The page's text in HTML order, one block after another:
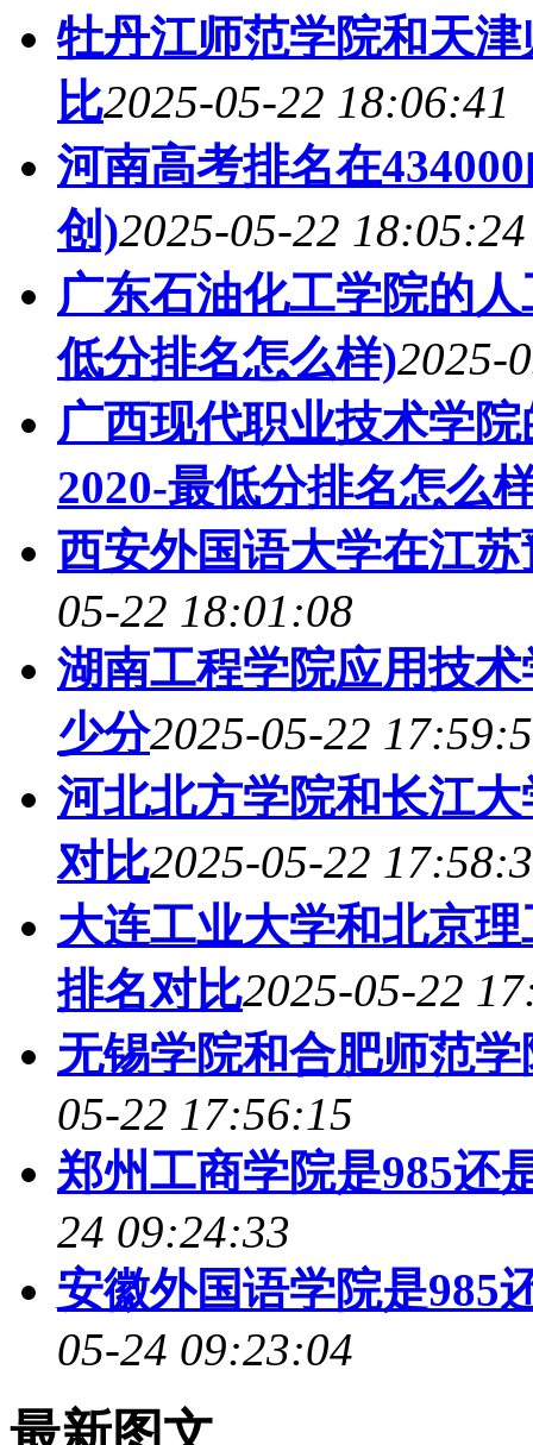
牡丹江师范学院和天
比2025-05-22 18:06:41
河南高考排名在
创)2025-05-22 18:05:24
广东石油化工学院的
低分排名怎么样)2025-
广西现代职业技术学
2020-最低分排名怎么
西安外国语大学在江
05-22 18:01:08
湖南工程学院应用技
少分2025-05-22
河北北方学院和长江
对比2025-05-22
大连工业大学和北京
排名对比2025-05-22
无锡学院和合肥师范
05-22 17:56:15
郑州工商学院是985还
24 09:24:33
安徽外国语学院是985
05-24 09:23:04
最新图文